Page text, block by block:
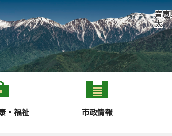
音声
大
・福祉 市政情報